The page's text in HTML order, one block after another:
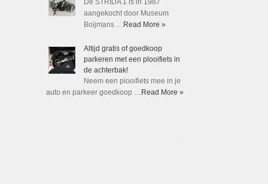
De STRIDA 1 is in 1987
aangekocht door Museum
Boijmans … Read More »
Altijd gratis of goedkoop
parkeren met een plooifiets in
de achterbak!
Neem een plooifiets mee in je
auto en parkeer goedkoop … Read More »